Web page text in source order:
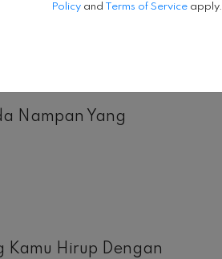
Nampan Yang
Kamu Hirup Dengan
Policyand Terms of Serviceapply.